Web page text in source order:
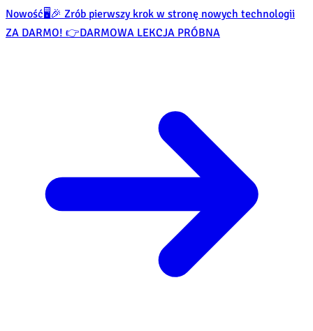
Nowość🖥️🎉 Zrób pierwszy krok w stronę nowych technologii
ZA DARMO! 👉DARMOWA LEKCJA PRÓBNA